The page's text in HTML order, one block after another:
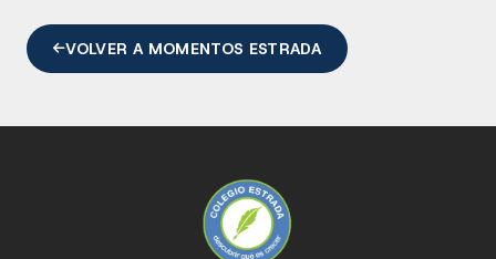
VOLVER A MOMENTOS ESTRADA